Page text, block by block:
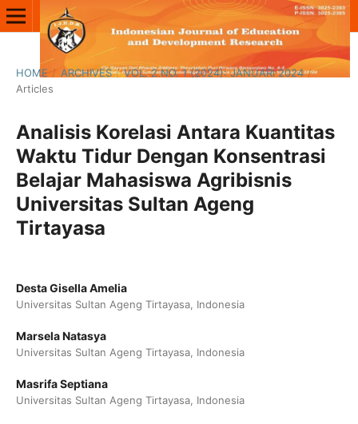
HOME / ARCHIVES / VOL. 2 NO. 1 (2024): JANUARI 2024 /
Articles
Analisis Korelasi Antara Kuantitas
Waktu Tidur Dengan Konsentrasi
Belajar Mahasiswa Agribisnis
Universitas Sultan Ageng
Tirtayasa
Desta Gisella Amelia
Universitas Sultan Ageng Tirtayasa, Indonesia
Marsela Natasya
Universitas Sultan Ageng Tirtayasa, Indonesia
Masrifa Septiana
Universitas Sultan Ageng Tirtayasa, Indonesia